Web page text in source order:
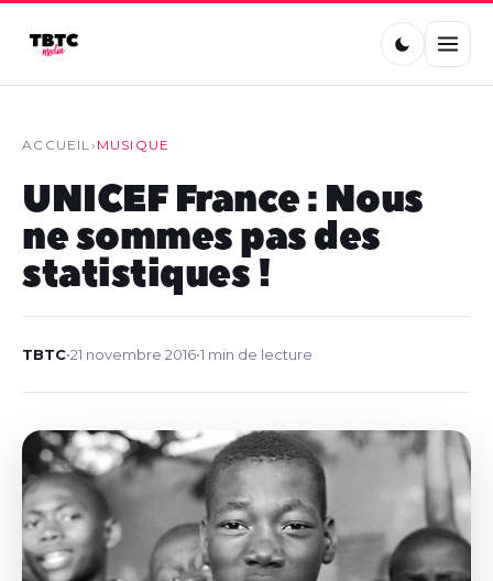
ACCUEIL› MUSIQUE
UNICEF France : Nous
ne sommes pas des
statistiques !
TBTC•21 novembre 2016•1 min de lecture